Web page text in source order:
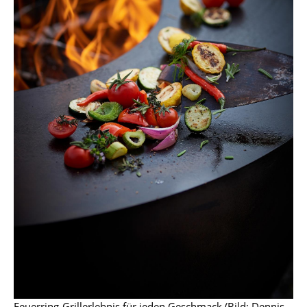
Akkuleuchten
... alle Leuchten
Betten
Doppelbetten
Einzelbetten
Stapelbetten
Kinderbetten
Nachttische & Bettzubehör
Uhren